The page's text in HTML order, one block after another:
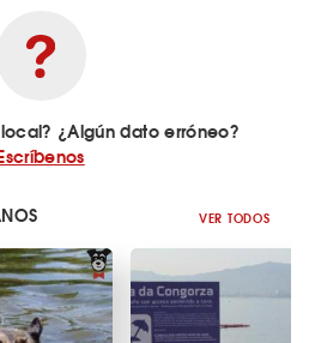
¿Algún dato erróneo?
VER TODOS